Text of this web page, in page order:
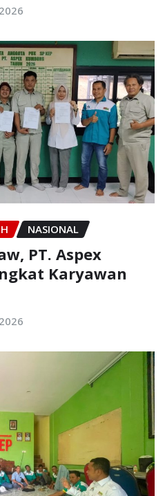
NASIONAL
PT. Aspex
Karyawan